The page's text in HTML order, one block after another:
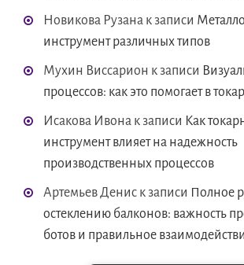
Новикова Рузана к записи
инструмент различных типов
Мухин Виссарион к записи
процессов: как это помогает в
Исакова Ивона к записи Как
инструмент влияет на надежность
производственных процессов
Артемьев Денис к записи Полное
остеклению балконов: важность
ботов и правильное